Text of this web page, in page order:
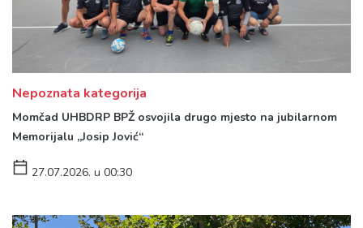
Nepoznata kategorija
Momčad UHBDRP BPŽ osvojila drugo mjesto na jubilarnom
Memorijalu „Josip Jović“
27.07.2026. u 00:30